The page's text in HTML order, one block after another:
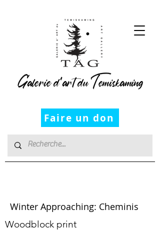
Faire un don
Galerie d’art du Temiskaming
Winter Approaching: Cheminis
Woodblock print